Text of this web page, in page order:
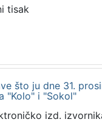
tisak
što ju dne 31.
"Kolo" i "Sokol"
izd.